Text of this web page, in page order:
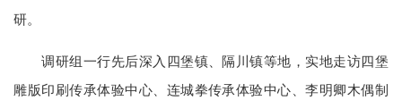
研。
调研组一行先后深入四堡镇、隔川镇等地，实地走访四堡
雕版印刷传承体验中心、连城拳传承体验中心、李明卿木偶制